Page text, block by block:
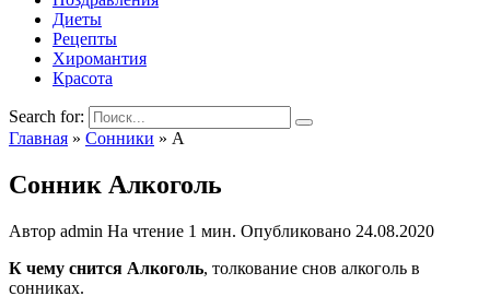
Диеты
Рецепты
Хиромантия
Красота
Search for:
Главная » Сонники » А
Сонник Алкоголь
Автор admin На чтение 1 мин. Опубликовано 24.08.2020
К чему снится Алкоголь, толкование снов алкоголь в
сонниках.